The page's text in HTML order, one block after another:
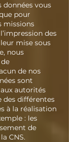
données vous
pour
missions
des
mise sous
nous
de nos
sont
autorités
des différentes
à la réalisation
: les
de
CNS.